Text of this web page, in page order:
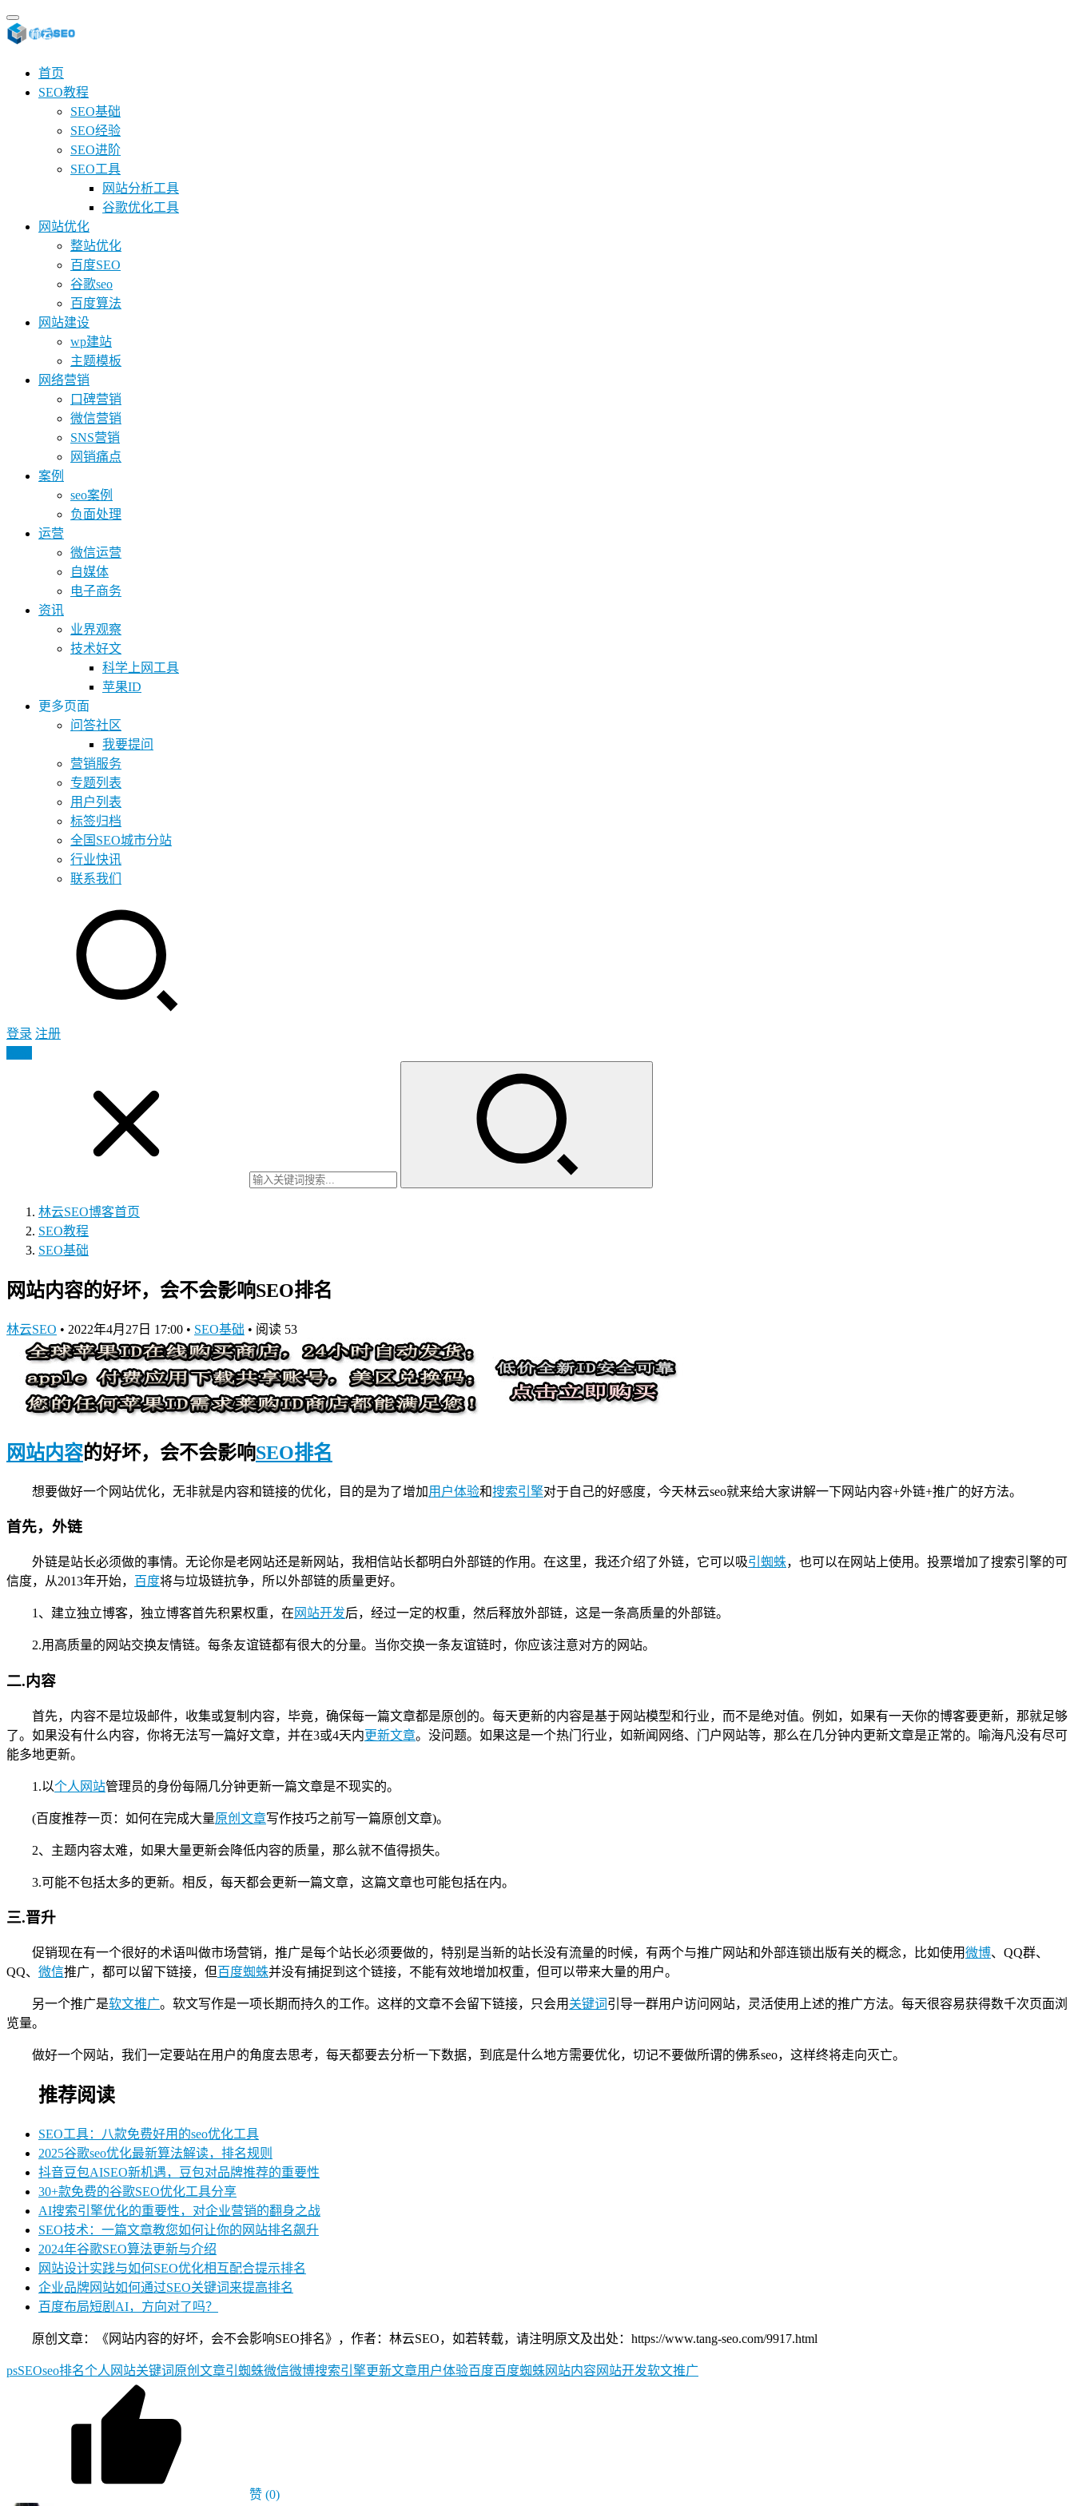
首页
SEO教程
SEO基础
SEO经验
SEO进阶
SEO工具
网站分析工具
谷歌优化工具
网站优化
整站优化
百度SEO
谷歌seo
百度算法
网站建设
wp建站
主题模板
网络营销
口碑营销
微信营销
SNS营销
网销痛点
案例
seo案例
负面处理
运营
微信运营
自媒体
电子商务
资讯
业界观察
技术好文
科学上网工具
苹果ID
更多页面
问答社区
我要提问
营销服务
专题列表
用户列表
标签归档
全国SEO城市分站
行业快讯
联系我们
登录 注册
林云SEO博客首页
SEO教程
SEO基础
网站内容的好坏，会不会影响SEO排名
林云SEO • 2022年4月27日 17:00 • SEO基础 • 阅读 53
网站内容的好坏，会不会影响SEO排名
想要做好一个网站优化，无非就是内容和链接的优化，目的是为了增加用户体验和搜索引擎对于自己的好感度，今天林云seo就来给大家讲解一下网站内容+外链+推广的好方法。
首先，外链
外链是站长必须做的事情。无论你是老网站还是新网站，我相信站长都明白外部链的作用。在这里，我还介绍了外链，它可以吸引蜘蛛，也可以在网站上使用。投票增加了搜索引擎的可
信度，从2013年开始， 百度将与垃圾链抗争，所以外部链的质量更好。
1、建立独立博客，独立博客首先积累权重，在 网站开发后，经过一定的权重，然后释放外部链，这是一条高质量的外部链。
2.用高质量的网站交换友情链。每条友谊链都有很大的分量。当你交换一条友谊链时，你应该注意对方的网站。
二.内容
首先，内容不是垃圾邮件，收集或复制内容，毕竟，确保每一篇文章都是原创的。每天更新的内容是基于网站模型和行业，而不是绝对值。例如，如果有一天你的博客要更新，那就足够
了。如果没有什么内容，你将无法写一篇好文章，并在3或4天内更新文章。没问题。如果这是一个热门行业，如新闻网络、门户网站等，那么在几分钟内更新文章是正常的。喻海凡没有尽可
能多地更新。
1.以个人网站管理员的身份每隔几分钟更新一篇文章是不现实的。
(百度推荐一页：如何在完成大量原创文章写作技巧之前写一篇原创文章)。
2、主题内容太难，如果大量更新会降低内容的质量，那么就不值得损失。
3.可能不包括太多的更新。相反，每天都会更新一篇文章，这篇文章也可能包括在内。
三.晋升
促销现在有一个很好的术语叫做市场营销，推广是每个站长必须要做的，特别是当新的站长没有流量的时候，有两个与推广网站和外部连锁出版有关的概念，比如使用微博、QQ群、
QQ、 微信推广，都可以留下链接，但百度蜘蛛并没有捕捉到这个链接，不能有效地增加权重，但可以带来大量的用户。
另一个推广是软文推广。软文写作是一项长期而持久的工作。这样的文章不会留下链接，只会用 关键词 引导一群用户访问网站，灵活使用上述的推广方法。每天很容易获得数千次页面浏
览量。
做好一个网站，我们一定要站在用户的角度去思考，每天都要去分析一下数据，到底是什么地方需要优化，切记不要做所谓的佛系seo，这样终将走向灭亡。
推荐阅读
SEO工具：八款免费好用的seo优化工具
2025谷歌seo优化最新算法解读，排名规则
抖音豆包AISEO新机遇，豆包对品牌推荐的重要性
30+款免费的谷歌SEO优化工具分享
AI搜索引擎优化的重要性，对企业营销的翻身之战
SEO技术：一篇文章教您如何让你的网站排名飙升
2024年谷歌SEO算法更新与介绍
网站设计实践与如何SEO优化相互配合提示排名
企业品牌网站如何通过SEO关键词来提高排名
百度布局短剧AI，方向对了吗？
原创文章：《网站内容的好坏，会不会影响SEO排名》，作者：林云SEO，如若转载，请注明原文及出处：https://www.tang-seo.com/9917.html
psSEOseo排名个人网站关键词 原创文章引蜘蛛微信微博搜索引擎更新文章用户体验百度百度蜘蛛网站内容网站开发软文推广
赞 (0)